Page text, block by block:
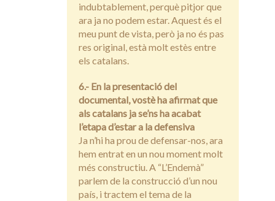
indubtablement, perquè pitjor que
ara ja no podem estar. Aquest és el
meu punt de vista, però ja no és pas
res original, està molt estès entre
els catalans.
6.- En la presentació del
documental, vostè ha afirmat que
als catalans ja se’ns ha acabat
l’etapa d’estar a la defensiva
Ja n’hi ha prou de defensar-nos, ara
hem entrat en un nou moment molt
més constructiu. A “L’Endemà”
parlem de la construcció d’un nou
país, i tractem el tema de la